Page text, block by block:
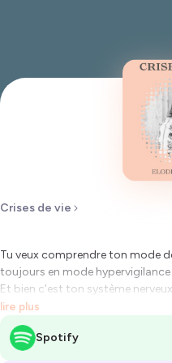
Crises de vie
Tu veux comprendre ton mode
toujours en mode hypervigilance
Et bien c'est ton système
Je t'explique pourquoi et
comme impact sur toi et ton
lire plus
Spotify